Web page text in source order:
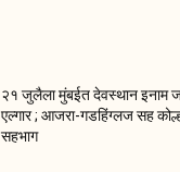
२१ जुलैला मुंबईत देवस्थान इनाम
एल्गार ; आजरा-गडहिंग्लज सह
सहभाग